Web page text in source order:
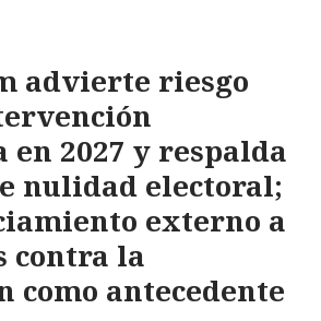
advierte riesgo
2027 y respalda
nulidad electoral;
externo a
contra la
como antecedente